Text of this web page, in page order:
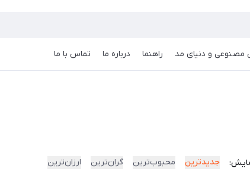
و دنیای مد راهنما درباره ما تماس با ما
جدیدترین محبوب‌ترین گران‌ترین ارزان‌ترین